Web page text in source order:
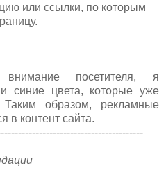
или ссылки, по которым
посетителя, я
синие цвета, которые уже
Таким образом, рекламные
в контент сайта.